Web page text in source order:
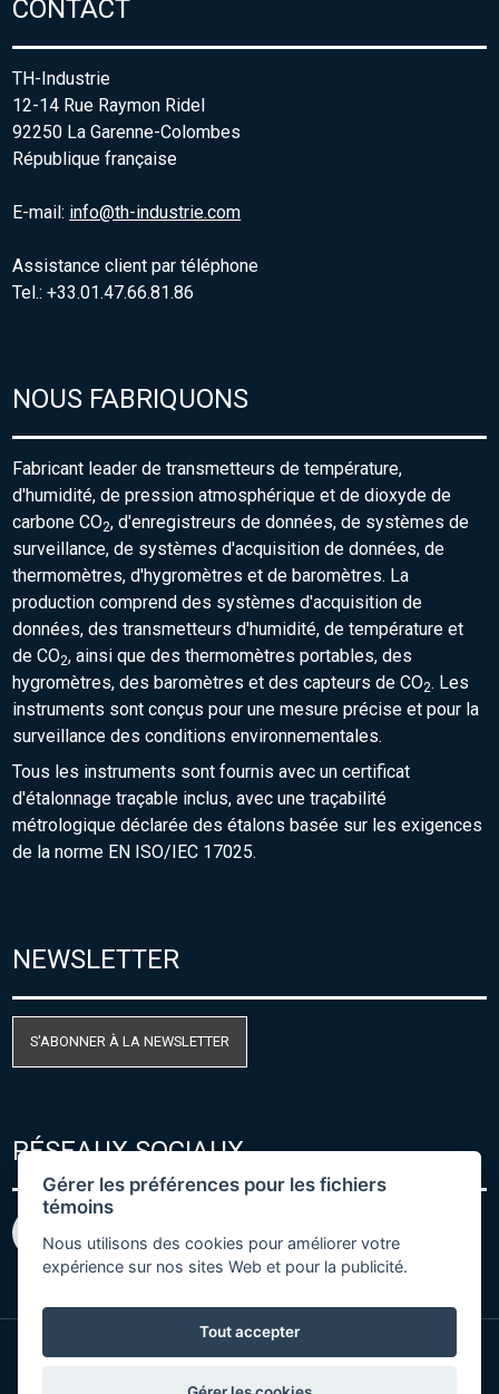
CONTACT
TH-Industrie
12-14 Rue Raymon Ridel
92250 La Garenne-Colombes
République française
E-mail: info@th-industrie.com
Assistance client par téléphone
Tel.: +33.01.47.66.81.86
NOUS FABRIQUONS
Fabricant leader de transmetteurs de température,
d'humidité, de pression atmosphérique et de dioxyde de
carbone CO2, d'enregistreurs de données, de systèmes de
surveillance, de systèmes d'acquisition de données, de
thermomètres, d'hygromètres et de baromètres. La
production comprend des systèmes d'acquisition de
données, des transmetteurs d'humidité, de température et
de CO2, ainsi que des thermomètres portables, des
hygromètres, des baromètres et des capteurs de CO2. Les
instruments sont conçus pour une mesure précise et pour la
surveillance des conditions environnementales.
Tous les instruments sont fournis avec un certificat
d'étalonnage traçable inclus, avec une traçabilité
métrologique déclarée des étalons basée sur les exigences
de la norme EN ISO/IEC 17025.
NEWSLETTER
S'ABONNER À LA NEWSLETTER
RÉSEAUX SOCIAUX
Gérer les préférences pour les fichiers
témoins
Nous utilisons des cookies pour améliorer votre
expérience sur nos sites Web et pour la publicité.
Tout accepter